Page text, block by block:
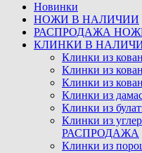
Новинки
НОЖИ В НАЛИЧИИ
РАСПРОДАЖА
КЛИНКИ В
Клинки из
Клинки из
Клинки из
Клинки из
Клинки из
Клинки из
РАСПРОДАЖА
Клинки из